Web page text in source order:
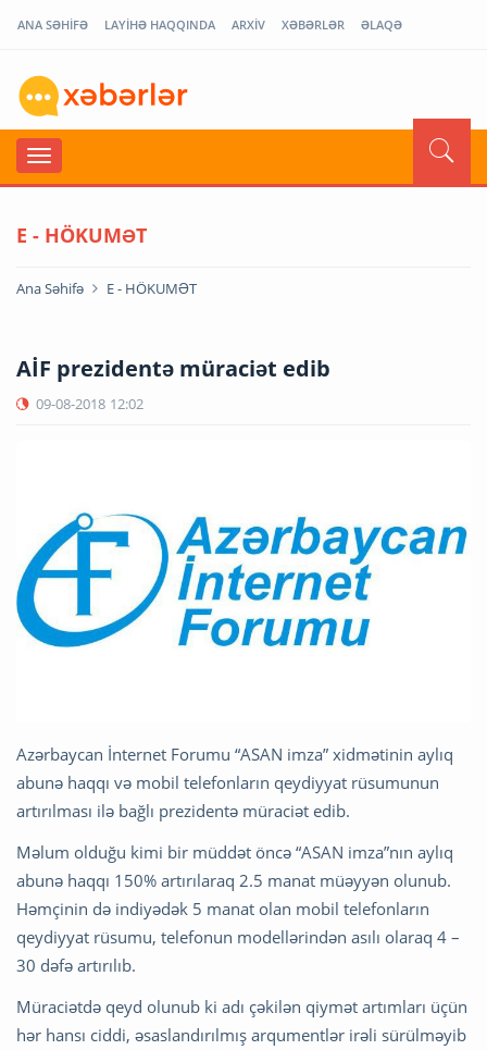
ANA SƏHİFƏ LAYİHƏ HAQQINDA ARXİV XƏBƏRLƏR ƏLAQƏ
E - HÖKUMƏT
Ana Səhifə E - HÖKUMƏT
AİF prezidentə müraciət edib
09-08-2018 12:02
Azərbaycan İnternet Forumu “ASAN imza” xidmətinin aylıq
abunə haqqı və mobil telefonların qeydiyyat rüsumunun
artırılması ilə bağlı prezidentə müraciət edib.
Məlum olduğu kimi bir müddət öncə “ASAN imza”nın aylıq
abunə haqqı 150% artırılaraq 2.5 manat müəyyən olunub.
Həmçinin də indiyədək 5 manat olan mobil telefonların
qeydiyyat rüsumu, telefonun modellərindən asılı olaraq 4 –
30 dəfə artırılıb.
Müraciətdə qeyd olunub ki adı çəkilən qiymət artımları üçün
hər hansı ciddi, əsaslandırılmış arqumentlər irəli sürülməyib